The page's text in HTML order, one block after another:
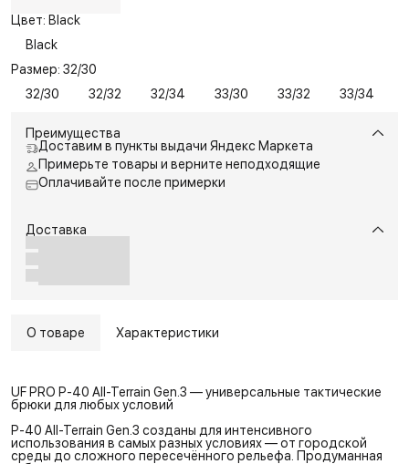
Цвет: Black
Black
Размер: 32/30
32/30
32/32 32/34 33/30 33/32 33/34
Преимущества
Доставим в пункты выдачи Яндекс Маркета
Примерьте товары и верните неподходящие
Оплачивайте после примерки
Доставка
О товаре Характеристики
UF PRO P-40 All-Terrain Gen.3 — универсальные тактические
брюки для любых условий
P-40 All-Terrain Gen.3 созданы для интенсивного
использования в самых разных условиях — от городской
среды до сложного пересечённого рельефа. Продуманная